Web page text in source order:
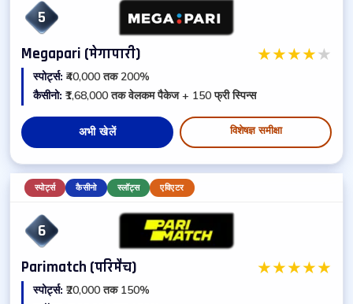
5
Megapari (मेगापारी) ★★★★★
स्पोर्ट्स: ₹40,000 तक 200%
कैसीनो: ₹1,68,000 तक वेलकम पैकेज + 150 फ्री स्पिन्स
अभी खेलें विशेषज्ञ समीक्षा
स्पोर्ट्स कैसीनो स्लॉट्स एविएटर
6
Parimatch (परिमैच) ★★★★★
स्पोर्ट्स: ₹20,000 तक 150%